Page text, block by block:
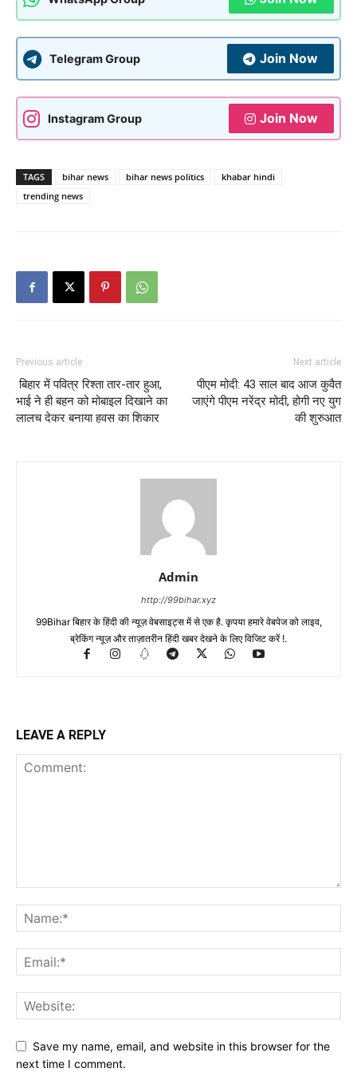
Telegram Group Join Now
Instagram Group Join Now
TAGS bihar news bihar news politics
khabar hindi
trending news
Previous article
बिहार में पवित्र रिश्ता तार-तार हुआ,
भाई ने ही बहन को मोबाइल दिखाने का
लालच देकर बनाया हवस का शिकार
Next article
पीएम मोदी: 43 साल बाद आज कुवैत
जाएंगे पीएम नरेंद्र मोदी, होगी नए युग
की शुरुआत
Admin
http://99bihar.xyz
99Bihar बिहार के हिंदी की न्यूज़ वेबसाइट्स में से एक है. कृपया हमारे वेबपेज को लाइव,
ब्रेकिंग न्यूज़ और ताज़ातरीन हिंदी खबर देखने के लिए विजिट करें !.
LEAVE A REPLY
Save my name, email, and website in this browser for the
next time I comment.